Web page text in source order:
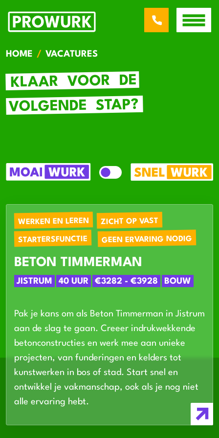
HOME VACATURES
KLAAR VOOR DE
VOLGENDE STAP?
WERKEN EN LEREN ZICHT OP VAST
STARTERSFUNCTIE GEEN ERVARING NODIG
BETON TIMMERMAN
JISTRUM 40 UUR €3282 - €3928 BOUW
Pak je kans om als Beton Timmerman in Jistrum
aan de slag te gaan. Creeer indrukwekkende
betonconstructies en werk mee aan unieke
projecten, van funderingen en kelders tot
kunstwerken in bos of stad. Start snel en
ontwikkel je vakmanschap, ook als je nog niet
alle ervaring hebt.